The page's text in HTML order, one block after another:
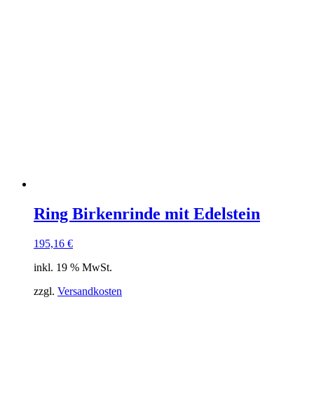
Ring Birkenrinde mit Edelstein
195,16 €
inkl. 19 % MwSt.
zzgl. Versandkosten